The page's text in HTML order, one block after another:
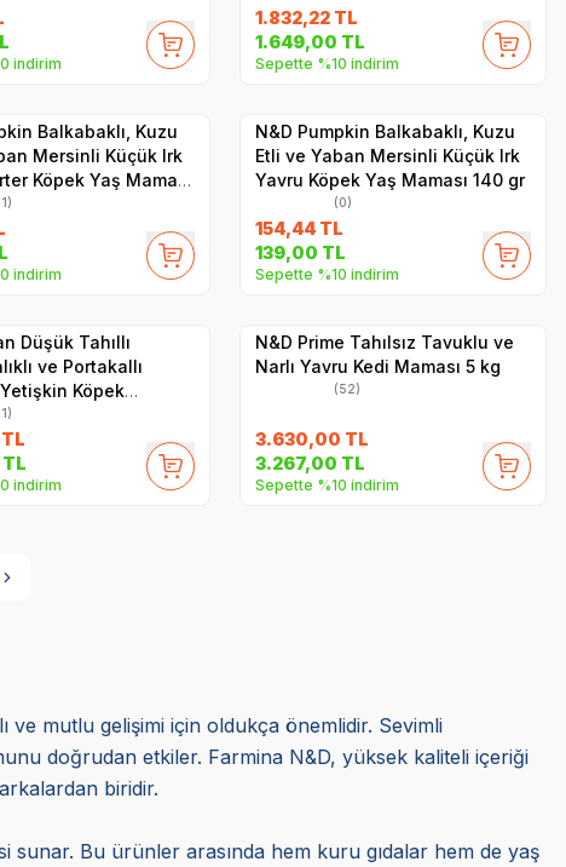
indirim
1.832,22TL
1.649,00 TL
Sepette %10 indirim
1.09.2028
Balkabaklı, Kuzu
Mersinli Küçük Irk
Köpek Yaş Maması
indirim
1.06.2028
N&D Pumpkin Balkabaklı, Kuzu
Etli ve Yaban Mersinli Küçük Irk
Yavru Köpek Yaş Maması 140 gr
(0)
154,44TL
139,00 TL
Sepette %10 indirim
Düşük Tahıllı
ve Portakallı
Köpek
kg
TL
TL
indirim
Hızlı Teslimat
1.06.2027
N&D Prime Tahılsız Tavuklu ve
Narlı Yavru Kedi Maması 5 kg
(52)
3.630,00 TL
3.267,00 TL
Sepette %10 indirim
ve mutlu gelişimi için oldukça önemlidir. Sevimli
doğrudan etkiler. Farmina N&D, yüksek kaliteli içeriği
biridir.
sunar. Bu ürünler arasında hem kuru gıdalar hem de yaş